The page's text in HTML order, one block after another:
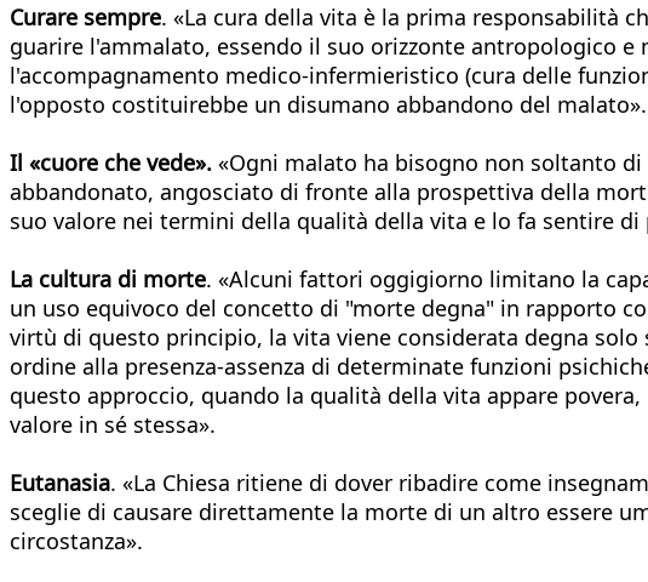
Curare sempre. «La cura della vita è la prima responsabilità
guarire l'ammalato, essendo il suo orizzonte antropologico
l'accompagnamento medico-infermieristico (cura delle
l'opposto costituirebbe un disumano abbandono del malato».
Il «cuore che vede». «Ogni malato ha bisogno non soltanto
abbandonato, angosciato di fronte alla prospettiva della
suo valore nei termini della qualità della vita e lo fa sentire
La cultura di morte. «Alcuni fattori oggigiorno limitano la
un uso equivoco del concetto di "morte degna" in rapporto
virtù di questo principio, la vita viene considerata degna
ordine alla presenza-assenza di determinate funzioni
questo approccio, quando la qualità della vita appare
valore in sé stessa».
Eutanasia. «La Chiesa ritiene di dover ribadire come
sceglie di causare direttamente la morte di un altro essere
circostanza».